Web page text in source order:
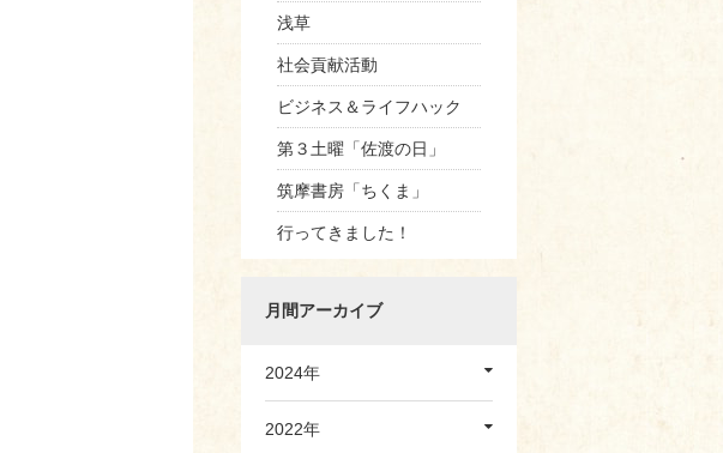
浅草
社会貢献活動
ビジネス＆ライフハック
第３土曜「佐渡の日」
筑摩書房「ちくま」
行ってきました！
月間アーカイブ
2024年
2022年